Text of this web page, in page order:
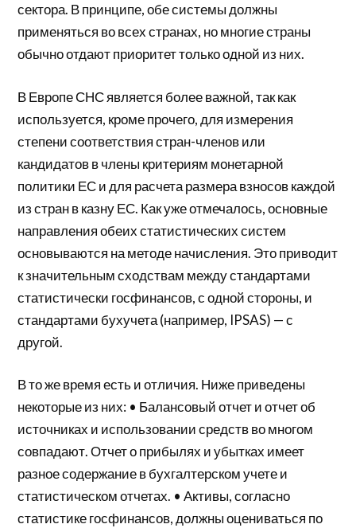
сектора. В принципе, обе системы должны
применяться во всех странах, но многие страны
обычно отдают приоритет только одной из них.
В Европе СНС является более важной, так как
используется, кроме прочего, для измерения
степени соответствия стран-членов или
кандидатов в члены критериям монетарной
политики ЕС и для расчета размера взносов каждой
из стран в казну ЕС. Как уже отмечалось, основные
направления обеих статистических систем
основываются на методе начисления. Это приводит
к значительным сходствам между стандартами
статистически госфинансов, с одной стороны, и
стандартами бухучета (например, IPSAS) — с
другой.
В то же время есть и отличия. Ниже приведены
некоторые из них: • Балансовый отчет и отчет об
источниках и использовании средств во многом
совпадают. Отчет о прибылях и убытках имеет
разное содержание в бухгалтерском учете и
статистическом отчетах. • Активы, согласно
статистике госфинансов, должны оцениваться по